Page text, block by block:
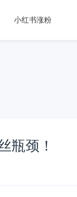
小红书涨粉
瓶颈！